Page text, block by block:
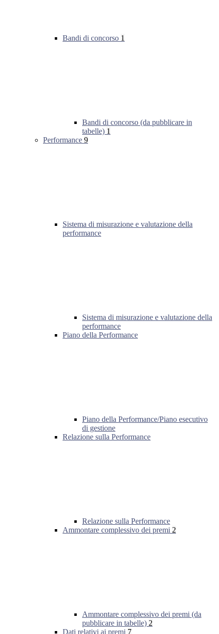
Bandi di concorso 1
Bandi di concorso (da pubblicare in
tabelle) 1
Performance 9
Sistema di misurazione e valutazione della
performance
Sistema di misurazione e valutazione della
performance
Piano della Performance
Piano della Performance/Piano esecutivo
di gestione
Relazione sulla Performance
Relazione sulla Performance
Ammontare complessivo dei premi 2
Ammontare complessivo dei premi (da
pubblicare in tabelle) 2
Dati relativi ai premi 7